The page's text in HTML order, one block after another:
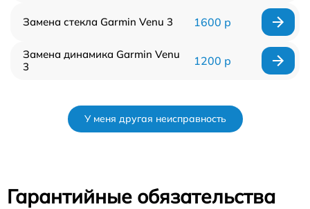
Замена стекла Garmin Venu 3 1600 р
Замена динамика Garmin Venu
3
1200 р
У меня другая неисправность
Гарантийные обязательства